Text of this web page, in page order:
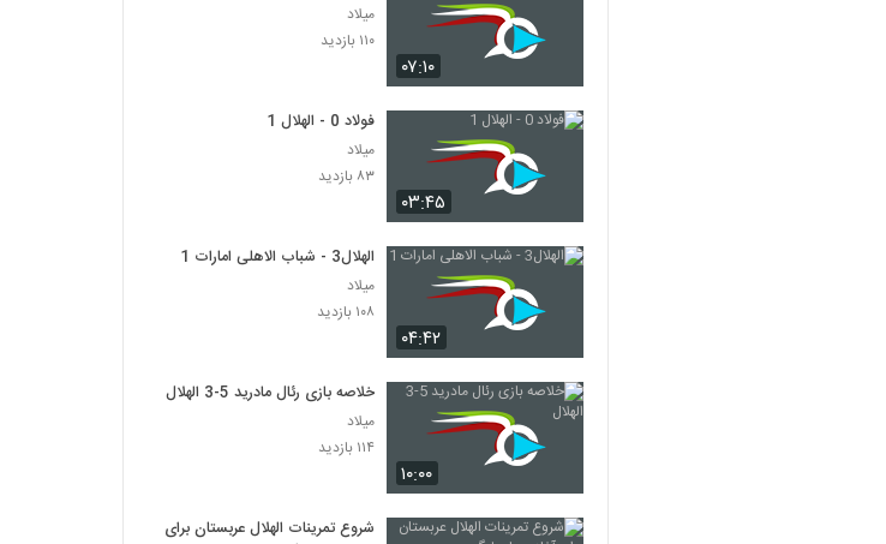
۰۷:۱۰
میلاد
۱۱۰ بازدید
۰۳:۴۵
فولاد 0 - الهلال 1
میلاد
۸۳ بازدید
۰۴:۴۲
الهلال3 - شباب الاهلی امارات 1
میلاد
۱۰۸ بازدید
۱۰:۰۰
خلاصه بازی رئال مادرید 5-3 الهلال
میلاد
۱۱۴ بازدید
شروع تمرینات الهلال عربستان برای